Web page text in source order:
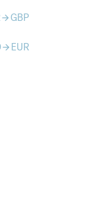
arrow_forward GBP
arrow_forward EUR